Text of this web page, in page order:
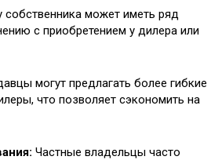
собственника может иметь ряд
с приобретением у дилера или
могут предлагать более гибкие
что позволяет сэкономить на
Частные владельцы часто